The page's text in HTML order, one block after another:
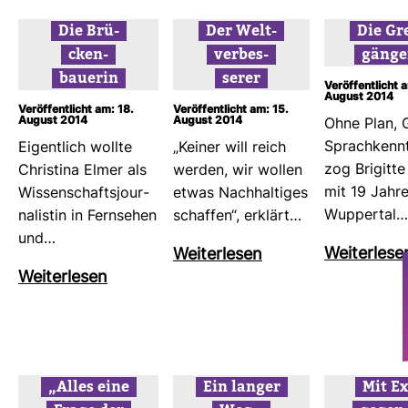
Die Brü­
cken­
bauerin
Veröffentlicht am: 18.
August 2014
Eigent­lich wollte
Chris­tina Elmer als
Wis­sen­schafts­jour­
na­listin in Fern­sehen
und…
Wei­ter­lesen
Der Welt­
ver­bes­
serer
Veröffentlicht am: 15.
August 2014
„Keiner will reich
werden, wir wollen
etwas Nach­hal­tiges
schaffen“, erklärt…
Wei­ter­lesen
Die
Veröffentlicht
August 2014
Ohne Plan,
zog
mit 19
Wup­pertal…
„Alles eine
Ein langer
Mit